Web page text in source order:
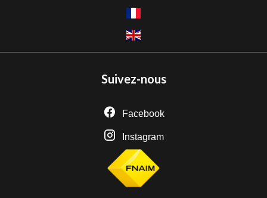
Suivez-nous
Facebook
Instagram